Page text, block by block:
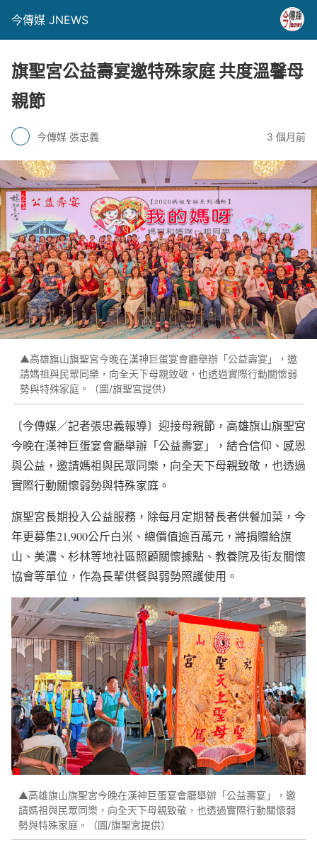
今傳媒 JNEWS
旗聖宮公益壽宴邀特殊家庭 共度溫馨母
親節
今傳媒 張忠義 3 個月前
▲高雄旗山旗聖宮今晚在漢神巨蛋宴會廳舉辦「公益壽宴」，邀
請媽祖與民眾同樂，向全天下母親致敬，也透過實際行動關懷弱
勢與特殊家庭。（圖/旗聖宮提供）
〔今傳媒／記者張忠義報導〕迎接母親節，高雄旗山旗聖宮
今晚在漢神巨蛋宴會廳舉辦「公益壽宴」，結合信仰、感恩
與公益，邀請媽祖與民眾同樂，向全天下母親致敬，也透過
實際行動關懷弱勢與特殊家庭。
旗聖宮長期投入公益服務，除每月定期替長者供餐加菜，今
年更募集21,900公斤白米、總價值逾百萬元，將捐贈給旗
山、美濃、杉林等地社區照顧關懷據點、教養院及街友關懷
協會等單位，作為長輩供餐與弱勢照護使用。
▲高雄旗山旗聖宮今晚在漢神巨蛋宴會廳舉辦「公益壽宴」，邀
請媽祖與民眾同樂，向全天下母親致敬，也透過實際行動關懷弱
勢與特殊家庭。（圖/旗聖宮提供）